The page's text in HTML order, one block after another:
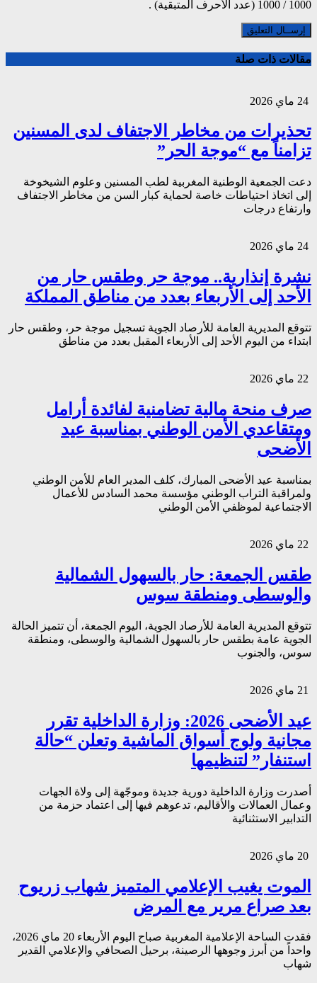
1000
/
1000 (عدد الأحرف المتبقية) .
مقالات ذات صلة
تحذيرات من مخاطر الاجتفاف لدى المسنين
تزامناً مع “موجة الحر”
دعت الجمعية الوطنية المغربية لطب المسنين وعلوم الشيخوخة
إلى اتخاذ احتياطات خاصة لحماية كبار السن من مخاطر الاجتفاف
وارتفاع درجات
نشرة إنذارية.. موجة حر وطقس حار من
الأحد إلى الأربعاء بعدد من مناطق المملكة
تتوقع المديرية العامة للأرصاد الجوية تسجيل موجة حر، وطقس حار
ابتداء من اليوم الأحد إلى الأربعاء المقبل بعدد من مناطق
صرف منحة مالية تضامنية لفائدة أرامل
ومتقاعدي الأمن الوطني بمناسبة عيد
الأضحى
بمناسبة عيد الأضحى المبارك، كلف المدير العام للأمن الوطني
ولمراقبة التراب الوطني مؤسسة محمد السادس للأعمال
الاجتماعية لموظفي الأمن الوطني
طقس الجمعة: حار بالسهول الشمالية
والوسطى ومنطقة سوس
تتوقع المديرية العامة للأرصاد الجوية، اليوم الجمعة، أن تتميز الحالة
الجوية عامة بطقس حار بالسهول الشمالية والوسطى، ومنطقة
سوس، والجنوب
عيد الأضحى 2026: وزارة الداخلية تقرر
مجانية ولوج أسواق الماشية وتعلن “حالة
استنفار” لتنظيمها
أصدرت وزارة الداخلية دورية جديدة وموجّهة إلى ولاة الجهات
وعمال العمالات والأقاليم، تدعوهم فيها إلى اعتماد حزمة من
التدابير الاستثنائية
الموت يغيب الإعلامي المتميز شهاب زريوح
بعد صراع مرير مع المرض
فقدت الساحة الإعلامية المغربية صباح اليوم الأربعاء 20 ماي 2026،
واحداً من أبرز وجوهها الرصينة، برحيل الصحافي والإعلامي القدير
شهاب